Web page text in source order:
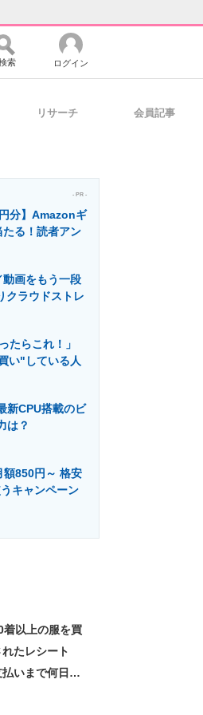
がよく分かる
ジーの最前線
索 ログイン
リサーチ 会員記事
- PR -
分】Amazonギ
る！読者アン
動画をもう一段
クラウドストレ
たらこれ！」
い"している人
新CPU搭載のビ
は？
額850円～ 格安
キャンペーン
着以上の服を買
たレシート
いまで何日か